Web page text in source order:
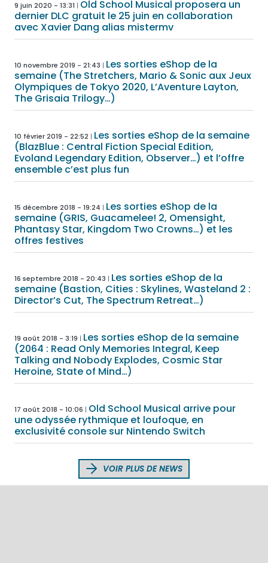
9 juin 2020 - 13:31
Old School Musical proposera un
dernier DLC gratuit le 25 juin en collaboration
avec Xavier Dang alias mistermv
10 novembre 2019 - 21:43
Les sorties eShop de la
semaine (The Stretchers, Mario & Sonic aux Jeux
Olympiques de Tokyo 2020, L’Aventure Layton,
The Grisaia Trilogy…)
10 février 2019 - 22:52
Les sorties eShop de la semaine
(BlazBlue : Central Fiction Special Edition,
Evoland Legendary Edition, Observer…) et l’offre
ensemble c’est plus fun
15 décembre 2018 - 19:24
Les sorties eShop de la
semaine (GRIS, Guacamelee! 2, Omensight,
Phantasy Star, Kingdom Two Crowns…) et les
offres festives
16 septembre 2018 - 20:43
Les sorties eShop de la
semaine (Bastion, Cities : Skylines, Wasteland 2 :
Director’s Cut, The Spectrum Retreat…)
19 août 2018 - 3:19
Les sorties eShop de la semaine
(2064 : Read Only Memories Integral, Keep
Talking and Nobody Explodes, Cosmic Star
Heroine, State of Mind…)
17 août 2018 - 10:06
Old School Musical arrive pour
une odyssée rythmique et loufoque, en
exclusivité console sur Nintendo Switch
VOIR PLUS DE NEWS